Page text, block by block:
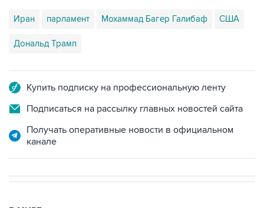
Дональд Трамп
Подписаться на рассылку главных новостей сайта
Получать оперативные новости в официальном
канале